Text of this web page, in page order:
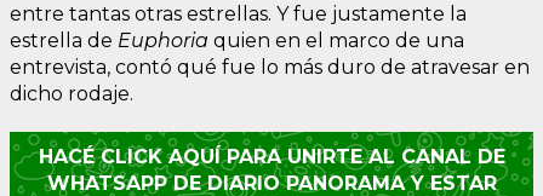
entre tantas otras estrellas. Y fue justamente la
estrella de Euphoria quien en el marco de una
entrevista, contó qué fue lo más duro de atravesar en
dicho rodaje.
HACÉ CLICK AQUÍ PARA UNIRTE AL CANAL DE
WHATSAPP DE DIARIO PANORAMA Y ESTAR